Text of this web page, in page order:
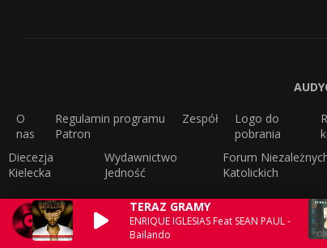
TERAZ GRAMY
ENRIQUE IGLESIAS Feat SEAN PAUL -
Bailando
O
nas
Regulamin programu
Patron
Zespół
Logo do
pobrania
Diecezja
Kielecka
Wydawnictwo
Jedność
Forum
Katolickich